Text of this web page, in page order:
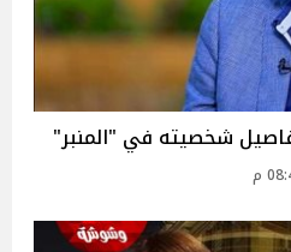
شخصيته في "المنبر"